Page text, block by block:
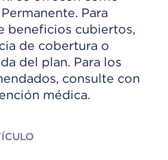
Para
beneficios cubiertos,
de cobertura o
del plan. Para los
consulte con
médica.